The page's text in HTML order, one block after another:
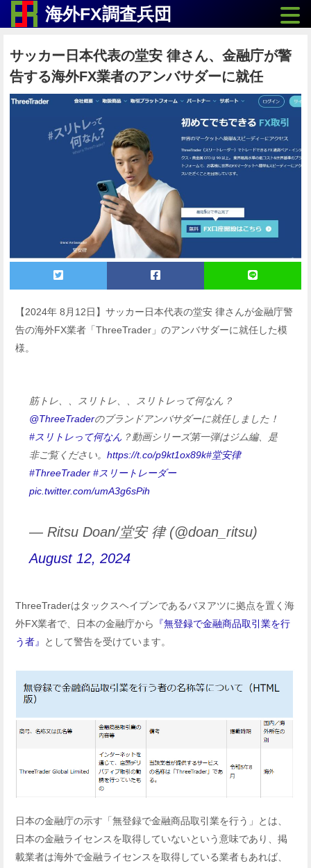
海外FX調査兵団
サッカー日本代表の堂安 律さん、金融庁が警
告する海外FX業者のアンバサダーに就任
【2024年 8月12日】サッカー日本代表の堂安 律さんが金融庁警
告の海外FX業者「ThreeTrader」のアンバサダーに就任した模
様。
筋トレ、、スリトレ、、スリトレって何なん？
@ThreeTraderのブランドアンバサダーに就任しました！
#スリトレって何なん ？動画シリーズ第一弾はジム編、是
非ご覧ください。https://t.co/p9kt1ox89k#堂安律
#ThreeTrader #スリートレーダー
pic.twitter.com/umA3g6sPih
— Ritsu Doan/堂安 律 (@doan_ritsu)
August 12, 2024
ThreeTraderはタックスヘイブンであるバヌアツに拠点を置く海
外FX業者で、日本の金融庁から
『無登録で金融商品取引業を行
う者』
として警告を受けています。
日本の金融庁の示す「無登録で金融商品取引業を行う」とは、
日本の金融ライセンスを取得していないという意味であり、掲
載業者は海外で金融ライセンスを取得している業者もあれば、